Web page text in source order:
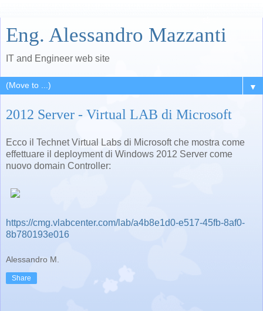
Eng. Alessandro Mazzanti
IT and Engineer web site
▼
2012 Server - Virtual LAB di Microsoft
Ecco il Technet Virtual Labs di Microsoft che mostra come
effettuare il deployment di Windows 2012 Server come
nuovo domain Controller:
https://cmg.vlabcenter.com/lab/a4b8e1d0-e517-45fb-8af0-
8b780193e016
Alessandro M.
Share